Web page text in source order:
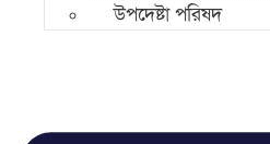
উপদেষ্টা পরিষদ